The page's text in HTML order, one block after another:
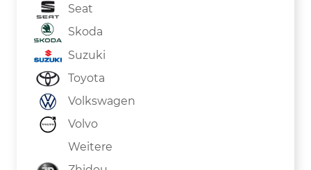
Seat
Skoda
Suzuki
Toyota
Volkswagen
Volvo
Weitere